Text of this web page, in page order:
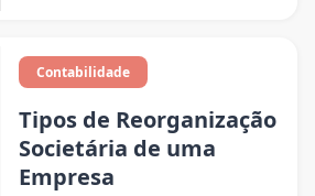
Contabilidade
Tipos de Reorganização
Societária de uma
Empresa